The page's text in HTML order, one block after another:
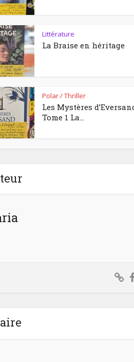
Littérature
La Braise en héritage
Polar / Thriller
Les Mystères
Tome 1 La...